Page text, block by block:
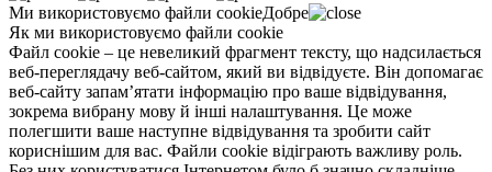
Ми використовуємо файли cookieДобре
Як ми використовуємо файли cookie
Файл cookie – це невеликий фрагмент тексту, що надсилається
веб-переглядачу веб-сайтом, який ви відвідуєте. Він допомагає
веб-сайту запам’ятати інформацію про ваше відвідування,
зокрема вибрану мову й інші налаштування. Це може
полегшити ваше наступне відвідування та зробити сайт
кориснішим для вас. Файли cookie відіграють важливу роль.